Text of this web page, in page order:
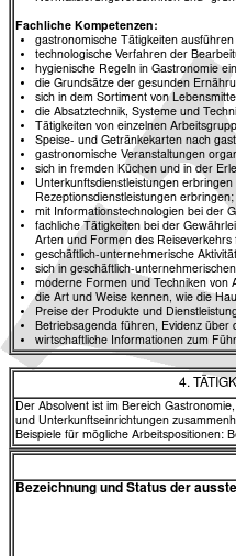
Fachliche Kompetenzen:
gastronomische Tätigkeiten
technologische Verfahren der
hygienische Regeln in Gastronomie
die Grundsätze der gesunden
sich in dem Sortiment von
die Absatztechnik, Systeme und
Tätigkeiten von einzelnen
Speise- und Getränkekarten nach
gastronomische Veranstaltungen
sich in fremden Küchen und in der
Unterkunftsdienstleistungen
Rezeptionsdienstleistungen erbringen;
mit Informationstechnologien bei der
fachliche Tätigkeiten bei der
Arten und Formen des
geschäftlich-unternehmerische
sich in geschäftlich-
moderne Formen und Techniken von
die Art und Weise kennen, wie die
Preise der Produkte und
Betriebsagenda führen, Evidenz
wirtschaftliche Informationen zum
4.
Der Absolvent ist im Bereich
und Unterkunftseinrichtungen
Beispiele für mögliche Arbeitspositionen:
Bezeichnung und Status der